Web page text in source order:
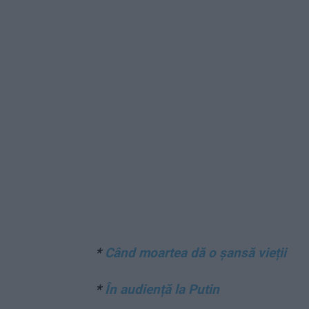
* Când moartea dă o șansă vieții
* În audiență la Putin